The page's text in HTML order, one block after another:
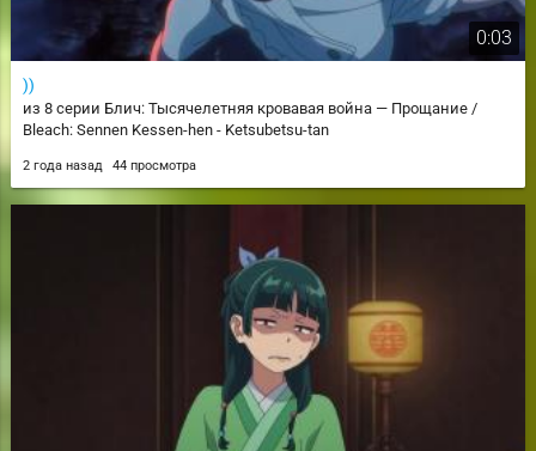
0:03
))
из 8 серии Блич: Тысячелетняя кровавая война — Прощание /
Bleach: Sennen Kessen-hen - Ketsubetsu-tan
2 года назад 44 просмотра